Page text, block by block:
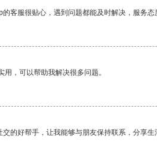
客服很贴心，遇到问题都能及时解决，服务态
用，可以帮助我解决很多问题。
的好帮手，让我能够与朋友保持联系，分享生